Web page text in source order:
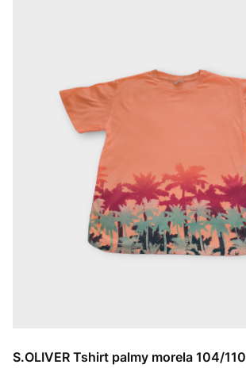
S.OLIVER Tshirt palmy morela 104/110